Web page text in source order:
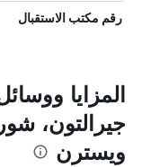
رقم مكتب الاستقبال
المزايا
جيرالتون،
ويسترن